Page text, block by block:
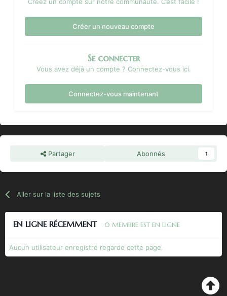
Créer un nouveau compte
Se connecter
Vous avez déjà un compte ? Connectez-vous ici.
Connectez-vous maintenant
Partager Abonnés 1
Aller sur la liste des sujets
EN LIGNE RÉCEMMENT 0 MEMBRE EST EN LIGNE
Aucun utilisateur enregistré regarde cette page.